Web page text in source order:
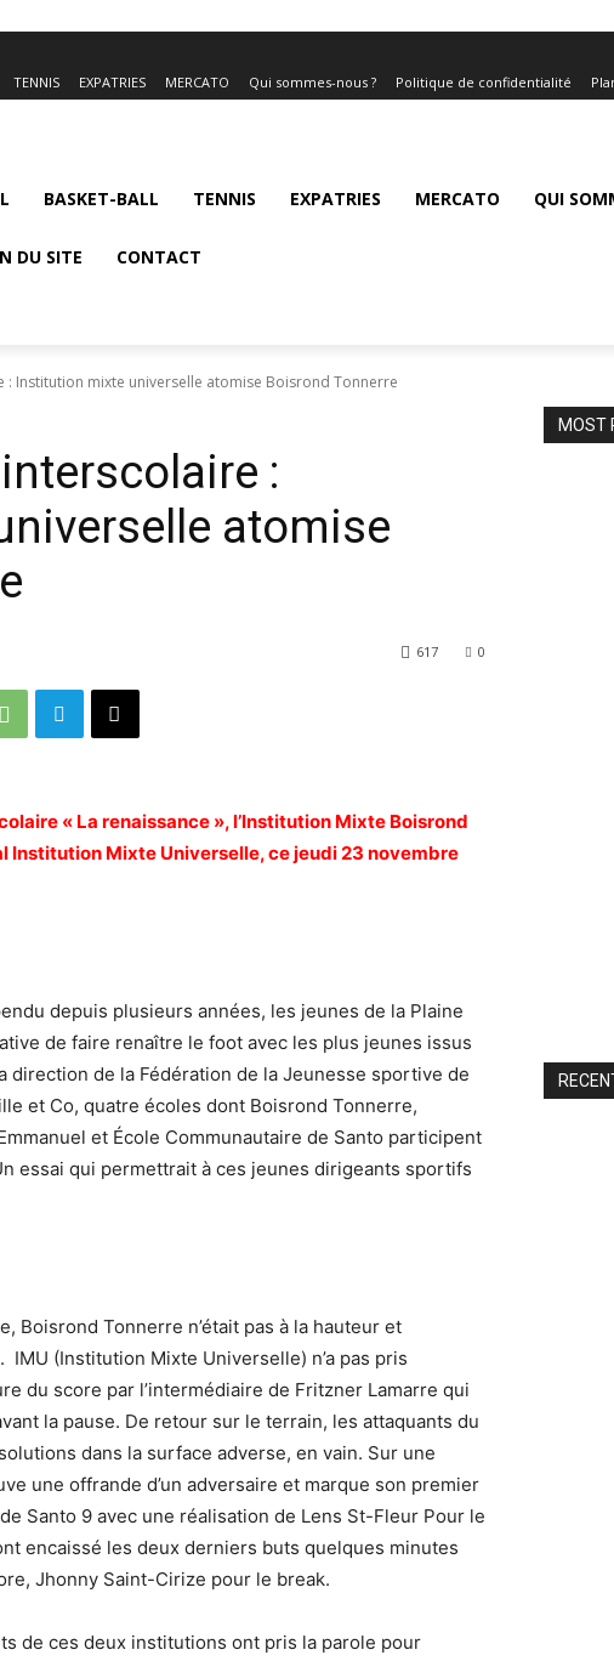
TENNIS EXPATRIES MERCATO Qui sommes-nous ? Politique de confidentialité
BASKET-BALL TENNIS EXPATRIES MERCATO QUI
DU SITE CONTACT
: Institution mixte universelle atomise Boisrond Tonnerre
:
atomise
0
617
« La renaissance », l’Institution Mixte Boisrond
Institution Mixte Universelle, ce jeudi 23 novembre
depuis plusieurs années, les jeunes de la Plaine
de faire renaître le foot avec les plus jeunes issus
direction de la Fédération de la Jeunesse sportive de
et Co, quatre écoles dont Boisrond Tonnerre,
et École Communautaire de Santo participent
essai qui permettrait à ces jeunes dirigeants sportifs
Boisrond Tonnerre n’était pas à la hauteur et
(Institution Mixte Universelle) n’a pas pris
du score par l’intermédiaire de Fritzner Lamarre qui
la pause. De retour sur le terrain, les attaquants du
dans la surface adverse, en vain. Sur une
une offrande d’un adversaire et marque son premier
Santo 9 avec une réalisation de Lens St-Fleur Pour le
encaissé les deux derniers buts quelques minutes
Jhonny Saint-Cirize pour le break.
de ces deux institutions ont pris la parole pour
MOST